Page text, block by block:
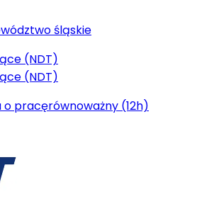
śląskie
(NDT)
(NDT)
o pracęrównoważny (12h)